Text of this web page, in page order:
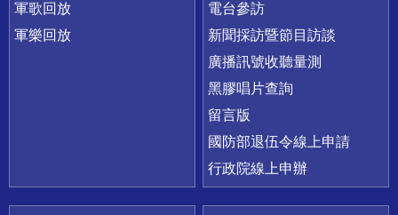
軍歌回放
軍樂回放
電台參訪
新聞採訪暨節目訪談
廣播訊號收聽量測
黑膠唱片查詢
留言版
國防部退伍令線上申請
行政院線上申辦